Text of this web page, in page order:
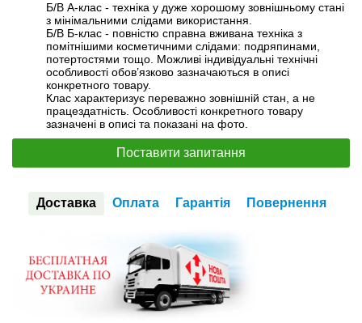
Б/В А-клас - техніка у дуже хорошому зовнішньому стані
з мінімальними слідами використання.
Б/В Б-клас - повністю справна вживана техніка з
помітнішими косметичними слідами: подряпинами,
потертостями тощо. Можливі індивідуальні технічні
особливості обов’язково зазначаються в описі
конкретного товару.
Клас характеризує переважно зовнішній стан, а не
працездатність. Особливості конкретного товару
зазначені в описі та показані на фото.
Поставити запитання
Доставка Оплата Гарантія Повернення